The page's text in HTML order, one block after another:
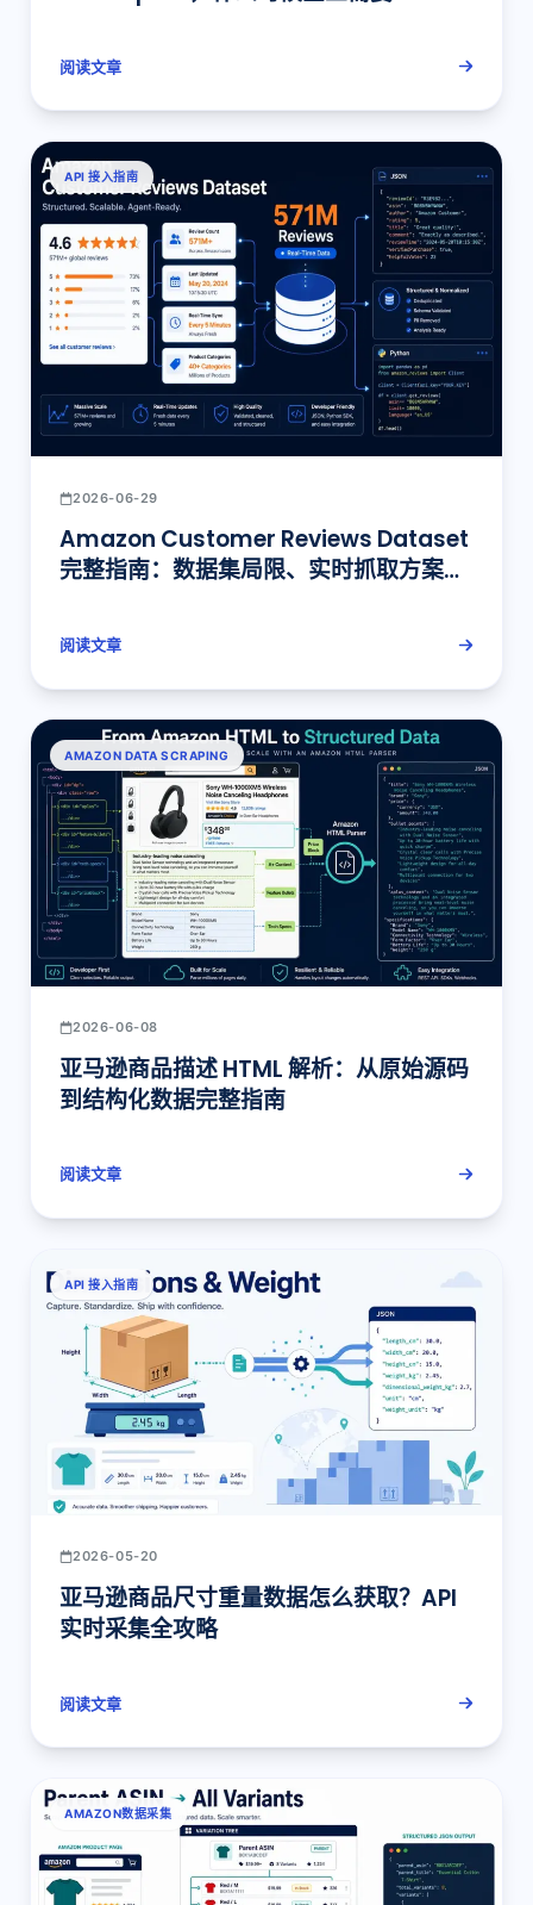
阅读文章
API 接入指南
2026-06-29
Amazon Customer Reviews Dataset
完整指南：数据集局限、实时抓取方案与
阅读文章
AMAZON DATA SCRAPING
2026-06-08
亚马逊商品描述 HTML 解析：从原始源码
到结构化数据完整指南
阅读文章
API 接入指南
2026-05-20
亚马逊商品尺寸重量数据怎么获取？API
实时采集全攻略
阅读文章
AMAZON数据采集